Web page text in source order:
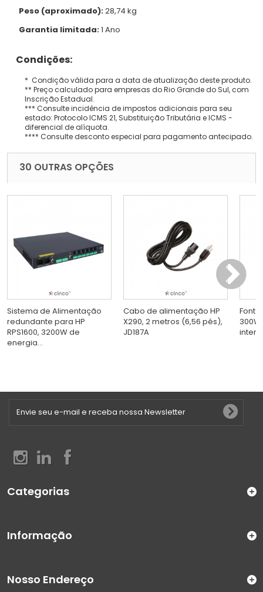
Peso (aproximado):28,74 kg
Garantia limitada:1 Ano
Condições:
* Condição válida para a data de atualização deste produto.
** Preço calculado para empresas do Rio Grande do Sul, com
Inscrição Estadual.
*** Consulte incidência de impostos adicionais para seu
estado: Protocolo ICMS 21, Substituição Tributária e ICMS -
diferencial de alíquota.
**** Consulte desconto especial para pagamento antecipado.
30 OUTRAS OPÇÕES
Sistema de Alimentação
redundante para HP
RPS1600, 3200W de
energia...
Cabo de alimentação HP
X290, 2 metros (6,56 pés),
JD187A
Categorias
Informação
Nosso Endereço